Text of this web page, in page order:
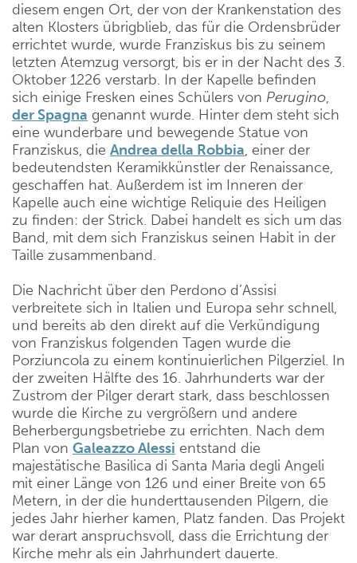
diesem engen Ort, der von der Krankenstation des
alten Klosters übrigblieb, das für die Ordensbrüder
errichtet wurde, wurde Franziskus bis zu seinem
letzten Atemzug versorgt, bis er in der Nacht des 3.
Oktober 1226 verstarb. In der Kapelle befinden
sich einige Fresken eines Schülers von Perugino,
derSpagna genannt wurde. Hinter dem steht sich
eine wunderbare und bewegende Statue von
Franziskus, die Andrea della Robbia, einer der
bedeutendsten Keramikkünstler der Renaissance,
geschaffen hat. Außerdem ist im Inneren der
Kapelle auch eine wichtige Reliquie des Heiligen
zu finden: der Strick. Dabei handelt es sich um das
Band, mit dem sich Franziskus seinen Habit in der
Taille zusammenband.
Die Nachricht über den Perdono d’Assisi
verbreitete sich in Italien und Europa sehr schnell,
und bereits ab den direkt auf die Verkündigung
von Franziskus folgenden Tagen wurde die
Porziuncola zu einem kontinuierlichen Pilgerziel. In
der zweiten Hälfte des 16. Jahrhunderts war der
Zustrom der Pilger derart stark, dass beschlossen
wurde die Kirche zu vergrößern und andere
Beherbergungsbetriebe zu errichten. Nach dem
Plan von Galeazzo Alessi entstand die
majestätische Basilica di Santa Maria degli Angeli
mit einer Länge von 126 und einer Breite von 65
Metern, in der die hunderttausenden Pilgern, die
jedes Jahr hierher kamen, Platz fanden. Das Projekt
war derart anspruchsvoll, dass die Errichtung der
Kirche mehr als ein Jahrhundert dauerte.